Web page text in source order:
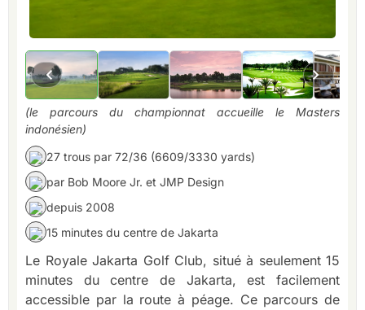
(le parcours du championnat accueille le Masters
indonésien)
27 trous par 72/36 (6609/3330 yards)
par Bob Moore Jr. et JMP Design
depuis 2008
15 minutes du centre de Jakarta
Le Royale Jakarta Golf Club, situé à seulement 15
minutes du centre de Jakarta, est facilement
accessible par la route à péage. Ce parcours de